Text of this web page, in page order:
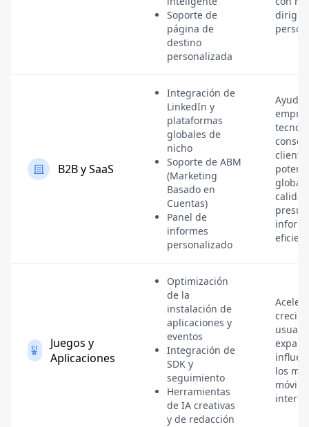
Soporte de
página de
destino
personalizada
B2B y SaaS
Integración de
LinkedIn y
plataformas
globales de
nicho
Soporte de ABM
(Marketing
Basado en
Cuentas)
Panel de
informes
personalizado
Ayuda
Juegos y
Aplicaciones
Optimización
de la
instalación de
aplicaciones y
eventos
Integración de
SDK y
seguimiento
Herramientas
de IA creativas
y de redacción
los